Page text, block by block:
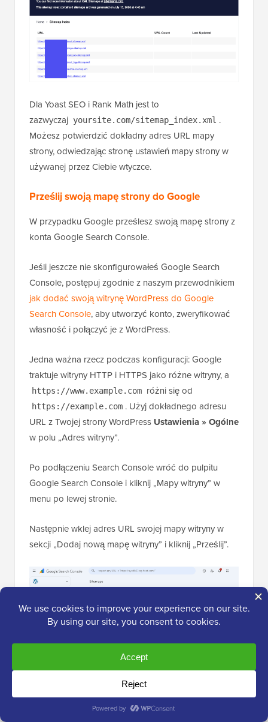
Dla Yoast SEO i Rank Math jest to
zazwyczaj yoursite.com/sitemap_index.xml .
Możesz potwierdzić dokładny adres URL mapy
strony, odwiedzając stronę ustawień mapy strony w
używanej przez Ciebie wtyczce.
Prześlij swoją mapę strony do Google
W przypadku Google prześlesz swoją mapę strony z
konta Google Search Console.
Jeśli jeszcze nie skonfigurowałeś Google Search
Console, postępuj zgodnie z naszym przewodnikiem
jak dodać swoją witrynę WordPress do Google
Search Console, aby utworzyć konto, zweryfikować
własność i połączyć je z WordPress.
Jedna ważna rzecz podczas konfiguracji: Google
traktuje witryny HTTP i HTTPS jako różne witryny, a
https://www.example.com różni się od
https://example.com . Użyj dokładnego adresu
URL z Twojej strony WordPress Ustawienia » Ogólne
w polu „Adres witryny”.
Po podłączeniu Search Console wróć do pulpitu
Google Search Console i kliknij „Mapy witryny” w
menu po lewej stronie.
Następnie wklej adres URL swojej mapy witryny w
sekcji „Dodaj nową mapę witryny” i kliknij „Prześlij”.
Google będzie teraz regularnie sprawdzać Twoją